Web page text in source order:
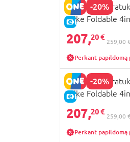
-20%
E-KAINA
GLOBBER
Trike Foldable
pilkas, 732-120
207,20 €
259,00
Perkant
-20%
E-KAINA
GLOBBER
Trike Foldable
spalvos , 732-211
207,20 €
259,00
Perkant